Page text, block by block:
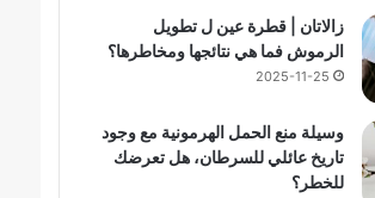
زالاتان | قطرة عين ل تطويل
الرموش فما هي نتائجها ومخاطرها؟
2025-11-25
وسيلة منع الحمل الهرمونية مع وجود
تاريخ عائلي للسرطان، هل تعرضك
للخطر؟